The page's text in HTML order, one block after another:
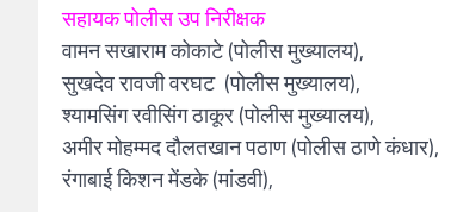
सहायक पोलीस उप निरीक्षक
वामन सखाराम कोकाटे (पोलीस मुख्यालय),
सुखदेव रावजी वरघट (पोलीस मुख्यालय),
श्यामसिंग रवीसिंग ठाकूर (पोलीस मुख्यालय),
अमीर मोहम्मद दौलतखान पठाण (पोलीस ठाणे कंधार),
रंगाबाई किशन मेंडके (मांडवी),